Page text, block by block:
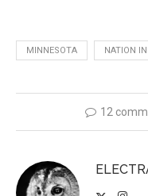
MINNESOTA NATION
12